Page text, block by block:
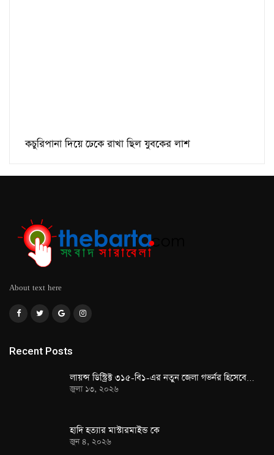
কচুরিপানা দিয়ে ঢেকে রাখা ছিল যুবকের লাশ
About text here
Recent Posts
লায়ন্স ডিস্ট্রিক্ট ৩১৫-বি১-এর নতুন জেলা গভর্নর হিসেবে…
জুলা ১৩, ২০২৬
হাদি হত্যার মাস্টারমাইন্ড কে
জুন ৪, ২০২৬